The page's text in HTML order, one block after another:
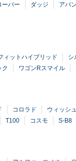
ーバー ダッジ アバ
ィットハイブリッド シ
ク ワゴンRスマイル
コロラド ウィッシュ
T100 コスモ S-B8